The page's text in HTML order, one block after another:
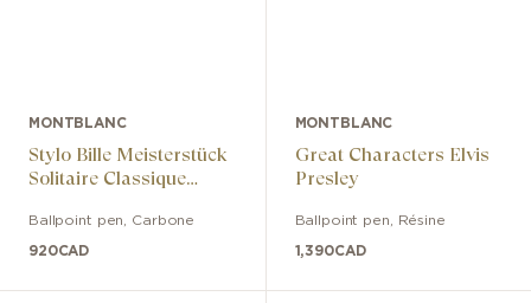
MONTBLANC
Stylo Bille Meisterstück
Solitaire Classique
Ballpoint pen Carbone
920CAD
MONTBLANC
Great Characters Elvis
Presley
Ballpoint pen Résine
1,390CAD